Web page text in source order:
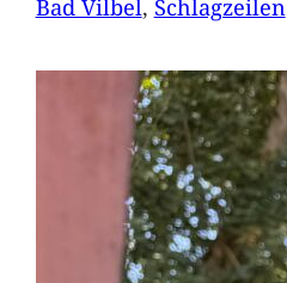
Bad Vilbel, Schlagzeilen